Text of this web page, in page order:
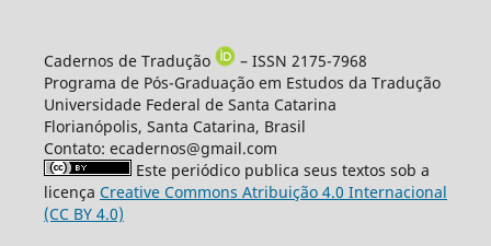
Cadernos de Tradução
– ISSN 2175-7968
Programa de Pós-Graduação em Estudos da Tradução
Universidade Federal de Santa Catarina
Florianópolis, Santa Catarina, Brasil
Contato: ecadernos@gmail.com
Este periódico publica seus textos sob a
licença Creative Commons Atribuição 4.0 Internacional
(CC BY 4.0)